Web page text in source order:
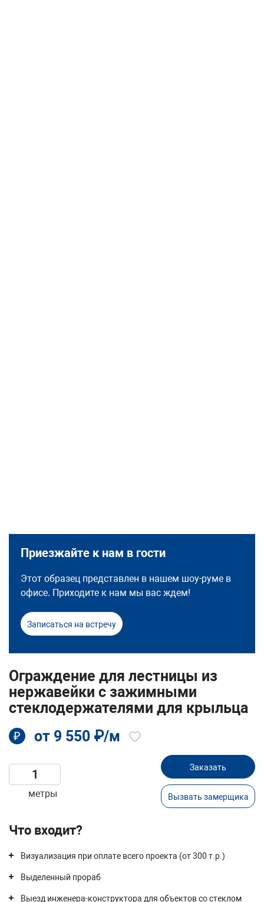
Приезжайте к нам в гости
Этот образец представлен в нашем шоу-руме в
офисе. Приходите к нам мы вас ждем!
Записаться на встречу
Ограждение для лестницы из
нержавейки с зажимными
стеклодержателями для крыльца
₽ от 9 550 ₽/м
метры
Заказать
Вызвать замерщика
Что входит?
Визуализация при оплате всего проекта (от 300 т.р.)
Выделенный прораб
Выезд инженера-конструктора для объектов со стеклом